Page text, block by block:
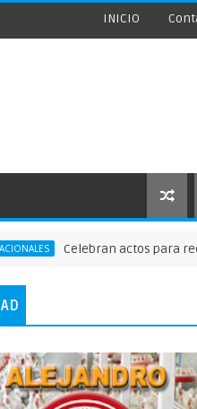
INICIO
Celebran actos para recordar la